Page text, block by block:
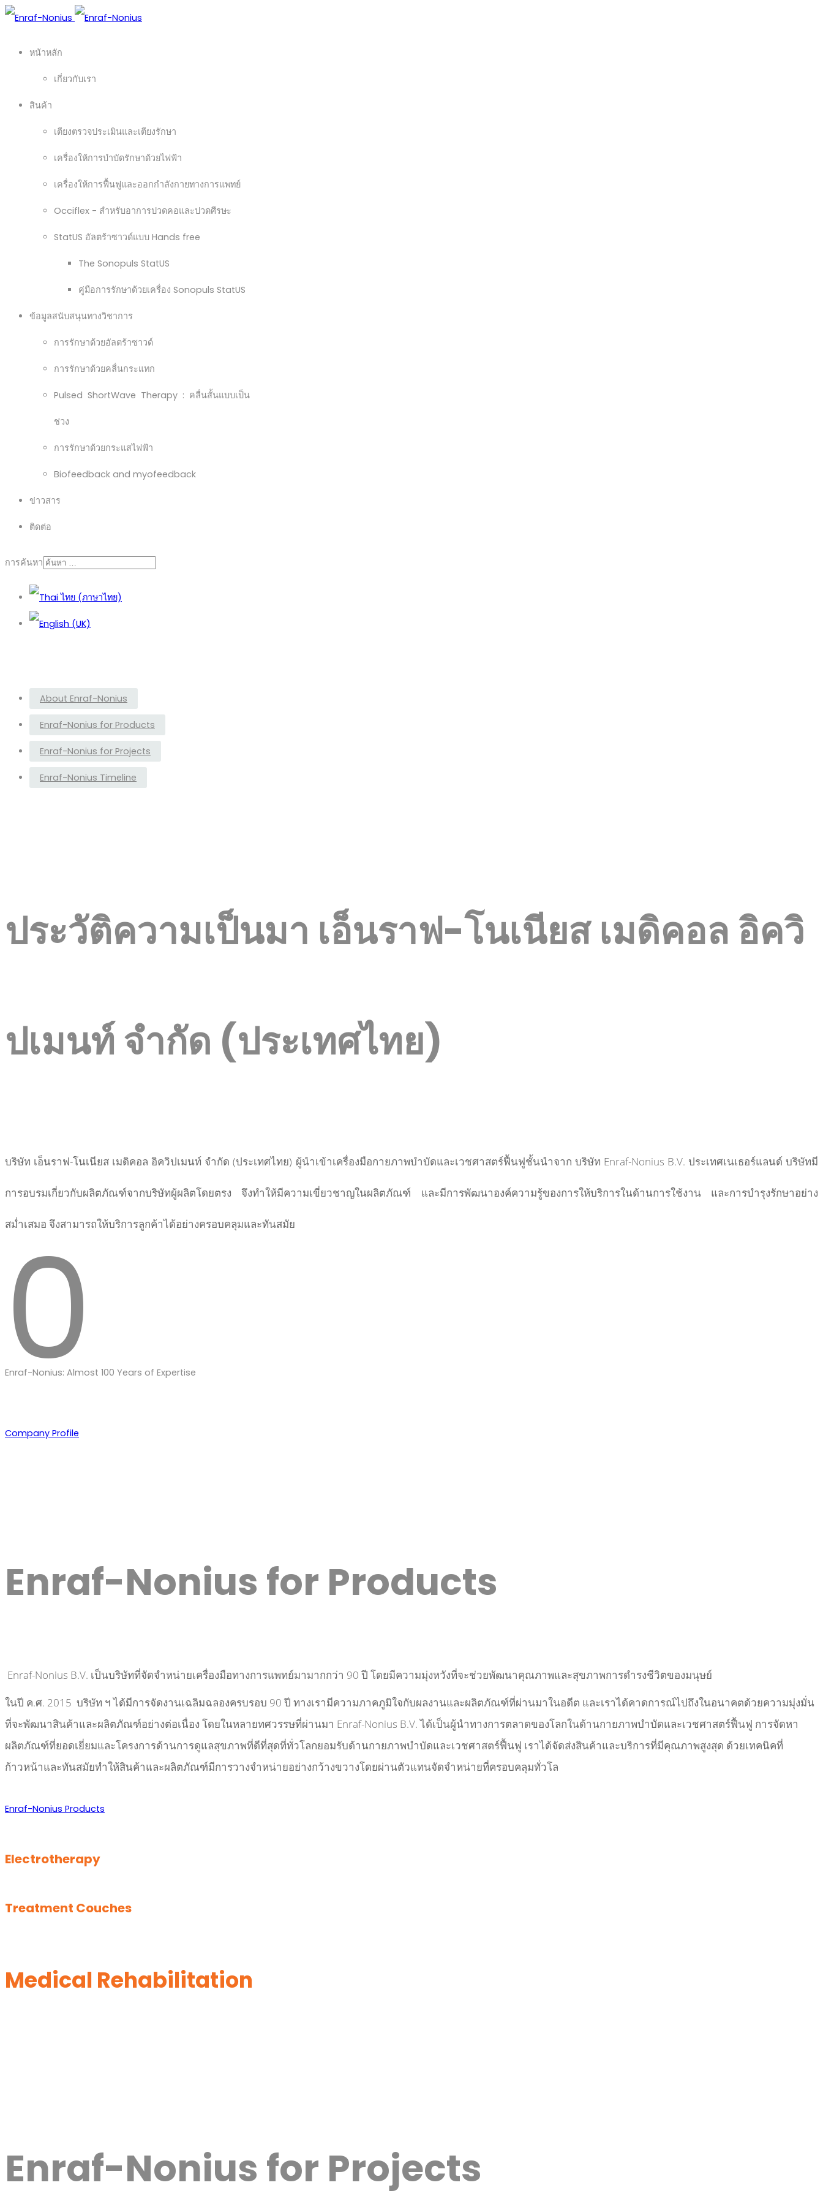
หน้าหลัก
เกี่ยวกับเรา
สินค้า
เตียงตรวจประเมินและเตียงรักษา
เครื่องให้การบำบัดรักษาด้วยไฟฟ้า
เครื่องให้การฟื้นฟูและออกกำลังกายทางการแพทย์
Occiflex - สำหรับอาการปวดคอและปวดศีรษะ
StatUS อัลตร้าซาวด์แบบ Hands free
The Sonopuls StatUS
คู่มือการรักษาด้วยเครื่อง Sonopuls StatUS
ข้อมูลสนับสนุนทางวิชาการ
การรักษาด้วยอัลตร้าซาวด์
การรักษาด้วยคลื่นกระแทก
Pulsed ShortWave Therapy : คลื่นสั้นแบบเป็น
ช่วง
การรักษาด้วยกระแสไฟฟ้า
Biofeedback and myofeedback
ข่าวสาร
ติดต่อ
การค้นหา
About Enraf-Nonius
Enraf-Nonius for Products
Enraf-Nonius for Projects
Enraf-Nonius Timeline
ประวัติความเป็นมา เอ็นราฟ-โนเนียส เมดิคอล อิควิ
ปเมนท์ จำกัด (ประเทศไทย)
บริษัท เอ็นราฟ-โนเนียส เมดิคอล อิควิปเมนท์ จำกัด (ประเทศไทย) ผู้นำเข้าเครื่องมือกายภาพบำบัดและเวชศาสตร์ฟื้นฟูชั้นนำจาก บริษัท Enraf-Nonius B.V. ประเทศเนเธอร์แลนด์ บริษัทมี
การอบรมเกี่ยวกับผลิตภัณฑ์จากบริษัทผู้ผลิตโดยตรง จึงทำให้มีความเขี่ยวชาญในผลิตภัณฑ์ และมีการพัฒนาองค์ความรู้ของการให้บริการในด้านการใช้งาน และการบำรุงรักษาอย่าง
สม่ำเสมอ จึงสามารถให้บริการลูกค้าได้อย่างครอบคลุมและทันสมัย
0
Enraf-Nonius: Almost 100 Years of Expertise
Company Profile
Enraf-Nonius for Products
Enraf-Nonius B.V. เป็นบริษัทที่จัดจำหน่ายเครื่องมือทางการแพทย์มามากกว่า 90 ปี โดยมีความมุ่งหวังที่จะช่วยพัฒนาคุณภาพและสุขภาพการดำรงชีวิตของมนุษย์
ในปี ค.ศ. 2015 บริษัท ฯ ได้มีการจัดงานเฉลิมฉลองครบรอบ 90 ปี ทางเรามีความภาคภูมิใจกับผลงานและผลิตภัณฑ์ที่ผ่านมาในอดีต และเราได้คาดการณ์ไปถึงในอนาคตด้วยความมุ่งมั่น
ที่จะพัฒนาสินค้าและผลิตภัณฑ์อย่างต่อเนื่อง โดยในหลายทศวรรษที่ผ่านมา Enraf-Nonius B.V.ได้เป็นผู้นำทางการตลาดของโลกในด้านกายภาพบำบัดและเวชศาสตร์ฟื้นฟู การจัดหา
ผลิตภัณฑ์ที่ยอดเยี่ยมและโครงการด้านการดูแลสุขภาพที่ดีที่สุดที่ทั่วโลกยอมรับด้านกายภาพบำบัดและเวชศาสตร์ฟื้นฟู เราได้จัดส่งสินค้าและบริการที่มีคุณภาพสูงสุด ด้วยเทคนิคที่
ก้าวหน้าและทันสมัยทำให้สินค้าและผลิตภัณฑ์มีการวางจำหน่ายอย่างกว้างขวางโดยผ่านตัวแทนจัดจำหน่ายที่ครอบคลุมทั่วโล
Enraf-Nonius Products
Electrotherapy
Treatment Couches
Medical Rehabilitation
Enraf-Nonius for Projects